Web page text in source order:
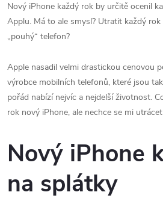
Nový iPhone každý rok by určitě ocenil
Applu. Má to ale smysl? Utratit každý
„pouhý“ telefon?
Apple nasadil velmi drastickou cenovou
výrobce mobilních telefonů, které jsou
pořád nabízí nejvíc a nejdelší životnost.
rok nový iPhone, ale nechce se mi
Nový iPhone
na splátky